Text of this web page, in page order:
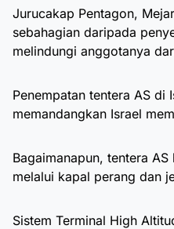
Jurucakap Pentagon,
sebahagian daripada
melindungi anggotanya
Penempatan tentera AS di
memandangkan Israel
Bagaimanapun, tentera
melalui kapal perang dan
Sistem Terminal High